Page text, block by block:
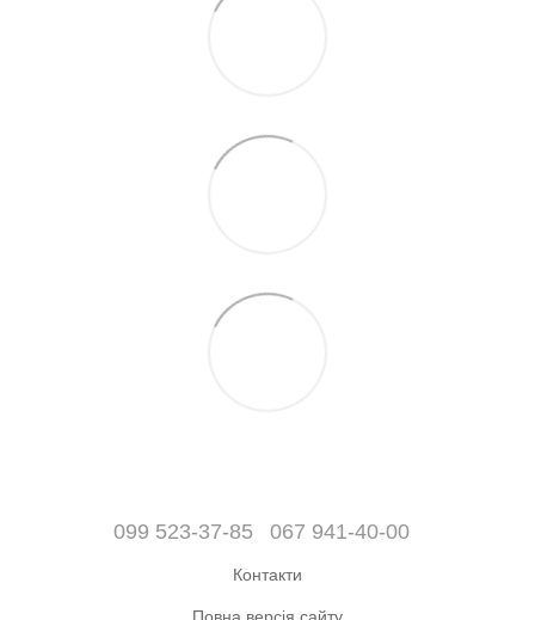
099 523-37-85 067 941-40-00
Контакти